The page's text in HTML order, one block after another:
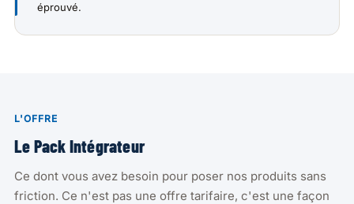
éprouvé.
L'OFFRE
Le Pack Intégrateur
Ce dont vous avez besoin pour poser nos produits sans
friction. Ce n'est pas une offre tarifaire, c'est une façon